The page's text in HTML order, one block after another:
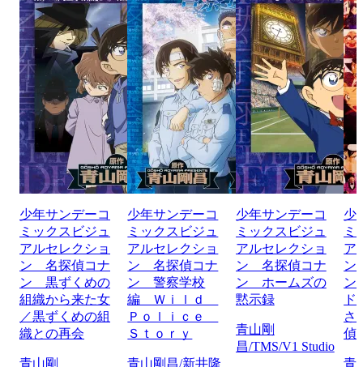
少年サンデーコ
ミックスビジュ
アルセレクショ
ン 名探偵コナ
ン 黒ずくめの
組織から来た女
／黒ずくめの組
織との再会
青山剛
少年サンデーコ
ミックスビジュ
アルセレクショ
ン 名探偵コナ
ン 警察学校
編 Ｗｉｌｄ
Ｐｏｌｉｃｅ
Ｓｔｏｒｙ
青山剛昌/新井隆
少年サンデーコ
ミックスビジュ
アルセレクショ
ン 名探偵コナ
ン ホームズの
黙示録
青山剛
昌/TMS/V1 Studio
少
ミ
ア
ン
ン
さ
偵
青